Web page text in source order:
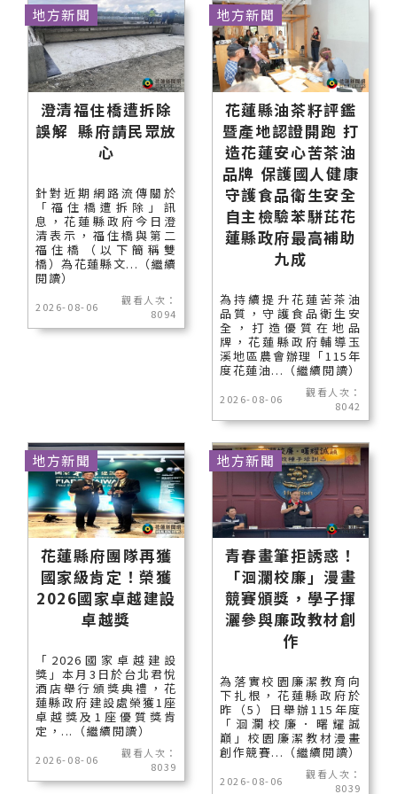
澄清福住橋遭拆除
誤解 縣府請民眾放
心
針對近期網路流傳關於
「福住橋遭拆除」訊
息，花蓮縣政府今日澄
清表示，福住橋與第二
福住橋（以下簡稱雙
橋）為花蓮縣文...（繼續
閱讀）
2026-08-06
觀看人次：
8094
地方新聞
花蓮縣油茶籽評鑑
暨產地認證開跑 打
造花蓮安心苦茶油
品牌 保護國人健康
守護食品衛生安全
自主檢驗苯駢芘花
蓮縣政府最高補助
九成
為持續提升花蓮苦茶油
品質，守護食品衛生安
全，打造優質在地品
牌，花蓮縣政府輔導玉
溪地區農會辦理「115年
度花蓮油...（繼續閱讀）
2026-08-06
觀看人次：
8042
地方新聞
花蓮縣府團隊再獲
國家級肯定！榮獲
2026國家卓越建設
卓越獎
「2026國家卓越建設
獎」本月3日於台北君悅
酒店舉行頒獎典禮，花
蓮縣政府建設處榮獲1座
卓越獎及1座優質獎肯
定，...（繼續閱讀）
2026-08-06
觀看人次：
8039
地方新聞
青春畫筆拒誘惑！
「洄瀾校廉」漫畫
競賽頒獎，學子揮
灑參與廉政教材創
作
為落實校園廉潔教育向
下扎根，花蓮縣政府於
昨（5）日舉辦115年度
「洄瀾校廉．曙耀誠
巔」校園廉潔教材漫畫
創作競賽...（繼續閱讀）
2026-08-06
觀看人次：
8039
地方新聞